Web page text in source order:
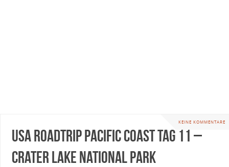
KEINE KOMMENTARE
USA Roadtrip Pacific Coast Tag 11 –
Crater Lake National Park